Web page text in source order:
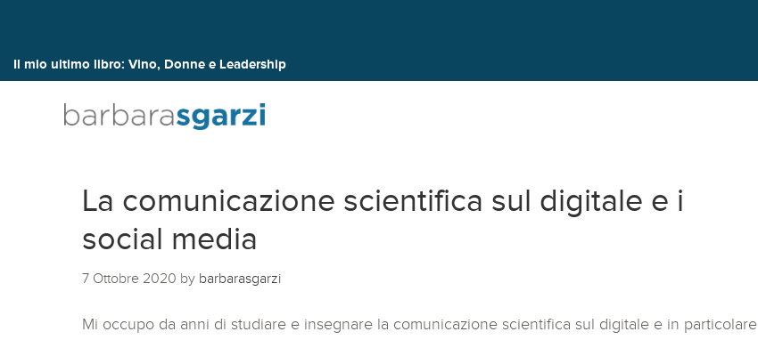
Il mio ultimo libro: Vino, Donne e Leadership
La comunicazione scientifica sul digitale e i
social media
7 Ottobre 2020 by barbarasgarzi
Mi occupo da anni di studiare e insegnare la comunicazione scientifica sul digitale e in particolare